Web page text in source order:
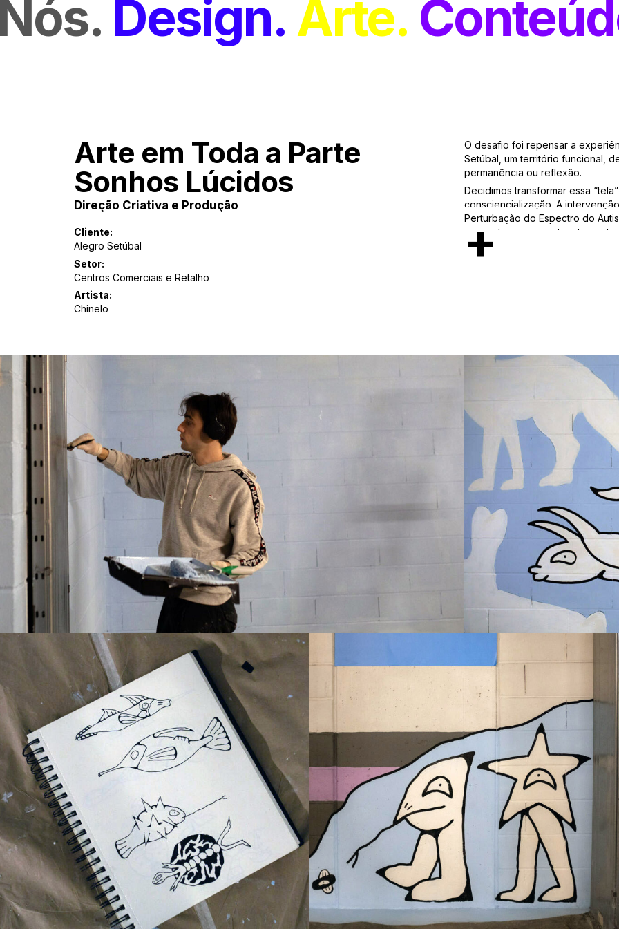
Design Arte
Arte em Toda a Parte
Sonhos Lúcidos
Direção Criativa e Produção
Cliente:
Alegro Setúbal
Setor:
Centros Comerciais e Retalho
Artista:
Chinelo
O desafio foi repensar a
Setúbal, um território funcional,
permanência ou reflexão.
Decidimos transformar essa
consciencialização. A
Perturbação do Espectro do
invisível, aproximando o tema
Com curadoria do
+